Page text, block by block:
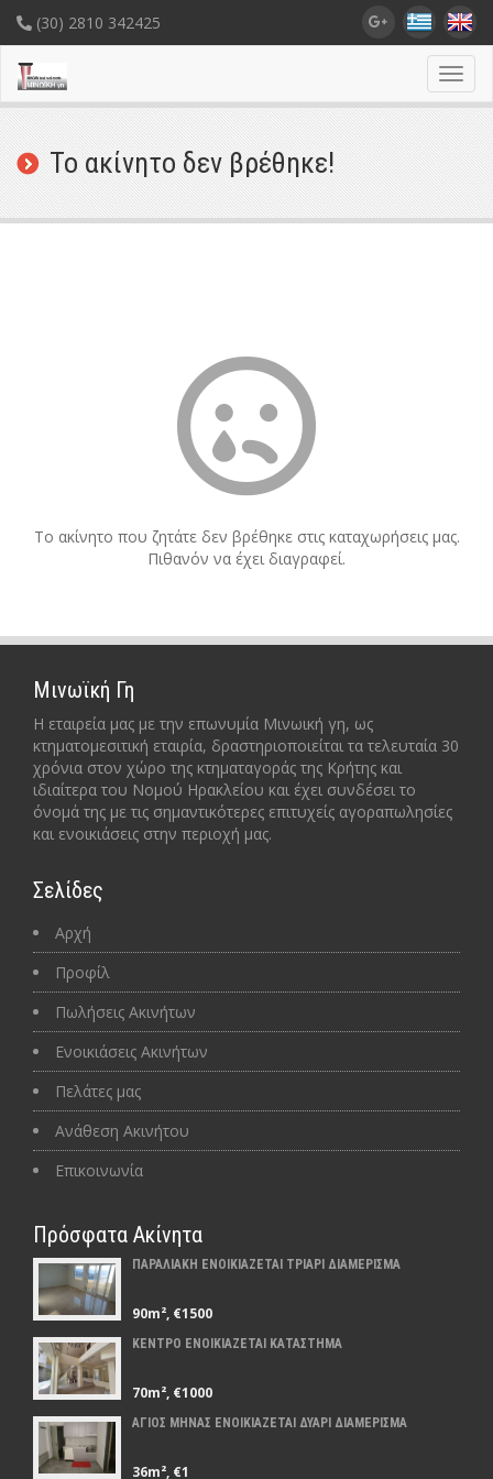
(30) 2810 342425
Το ακίνητο δεν βρέθηκε!
Το ακίνητο που ζητάτε δεν βρέθηκε στις καταχωρήσεις μας.
Πιθανόν να έχει διαγραφεί.
Μινωϊκή Γη
Η εταιρεία μας με την επωνυμία Μινωική γη, ως
κτηματομεσιτική εταιρία, δραστηριοποιείται τα τελευταία 30
χρόνια στον χώρο της κτηματαγοράς της Κρήτης και
ιδιαίτερα του Νομού Ηρακλείου και έχει συνδέσει το
όνομά της με τις σημαντικότερες επιτυχείς αγοραπωλησίες
και ενοικιάσεις στην περιοχή μας.
Σελίδες
Αρχή
Προφίλ
Πωλήσεις Ακινήτων
Ενοικιάσεις Ακινήτων
Πελάτες μας
Ανάθεση Ακινήτου
Επικοινωνία
Πρόσφατα Ακίνητα
ΠΑΡΑΛΙΑΚΗ ΕΝΟΙΚΙΑΖΕΤΑΙ ΤΡΙΑΡΙ ΔΙΑΜΕΡΙΣΜΑ
90m², €1500
ΚΕΝΤΡΟ ΕΝΟΙΚΙΑΖΕΤΑΙ ΚΑΤΑΣΤΗΜΑ
70m², €1000
ΑΓΙΟΣ ΜΗΝΑΣ ΕΝΟΙΚΙΑΖΕΤΑΙ ΔΥΑΡΙ ΔΙΑΜΕΡΙΣΜΑ
36m², €1